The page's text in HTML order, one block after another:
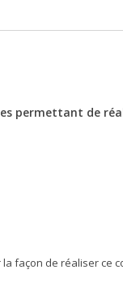
permettant de
façon de réaliser ce